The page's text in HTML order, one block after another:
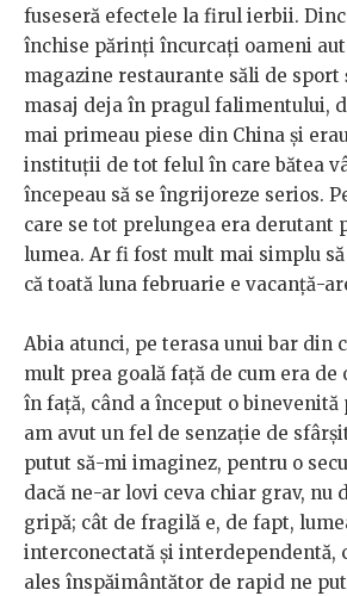
fuseseră efectele la firul ierbii.
închise părinți încurcați oameni
magazine restaurante săli de sport
masaj deja în pragul falimentului,
mai primeau piese din China şi
instituții de tot felul în care bătea
începeau să se îngrijoreze serios.
care se tot prelungea era derutant
lumea. Ar fi fost mult mai simplu
că toată luna februarie e vacanță-
Abia atunci, pe terasa unui bar din
mult prea goală față de cum era de
în față, când a început o
am avut un fel de senzație de
putut să-mi imaginez, pentru o
dacă ne-ar lovi ceva chiar grav, nu
gripă; cât de fragilă e, de fapt,
interconectată şi interdependentă,
ales înspăimântător de rapid ne